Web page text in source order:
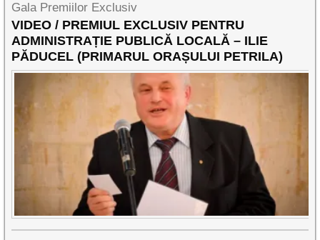
Gala Premiilor Exclusiv
VIDEO / PREMIUL EXCLUSIV PENTRU
ADMINISTRAȚIE PUBLICĂ LOCALĂ – ILIE
PĂDUCEL (PRIMARUL ORAȘULUI PETRILA)